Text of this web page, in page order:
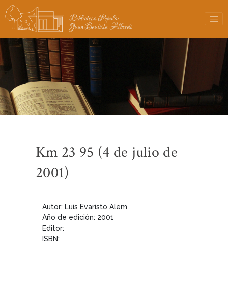
Km 23 95 (4 de julio de
2001)
Autor: Luis Evaristo Alem
Año de edición: 2001
Editor:
ISBN: